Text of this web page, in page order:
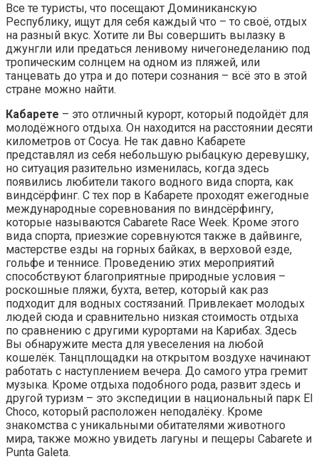
Все те туристы, что посещают Доминиканскую
Республику, ищут для себя каждый что – то своё, отдых
на разный вкус. Хотите ли Вы совершить вылазку в
джунгли или предаться ленивому ничегонеделанию под
тропическим солнцем на одном из пляжей, или
танцевать до утра и до потери сознания – всё это в этой
стране можно найти.
Кабарете – это отличный курорт, который подойдёт для
молодёжного отдыха. Он находится на расстоянии десяти
километров от Сосуа. Не так давно Кабарете
представлял из себя небольшую рыбацкую деревушку,
но ситуация разительно изменилась, когда здесь
появились любители такого водного вида спорта, как
виндсёрфинг. С тех пор в Кабарете проходят ежегодные
международные соревнования по виндсёрфингу,
которые называются Cabarete Race Week. Кроме этого
вида спорта, приезжие соревнуются также в дайвинге,
мастерстве езды на горных байках, в верховой езде,
гольфе и теннисе. Проведению этих мероприятий
способствуют благоприятные природные условия –
роскошные пляжи, бухта, ветер, который как раз
подходит для водных состязаний. Привлекает молодых
людей сюда и сравнительно низкая стоимость отдыха
по сравнению с другими курортами на Карибах. Здесь
Вы обнаружите места для увеселения на любой
кошелёк. Танцплощадки на открытом воздухе начинают
работать с наступлением вечера. До самого утра гремит
музыка. Кроме отдыха подобного рода, развит здесь и
другой туризм – это экспедиции в национальный парк El
Choco, который расположен неподалёку. Кроме
знакомства с уникальными обитателями животного
мира, также можно увидеть лагуны и пещеры Cabarete и
Punta Galeta.